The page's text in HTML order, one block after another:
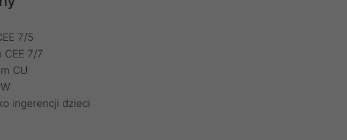
7/5
7/7
CU
ingerencji dzieci